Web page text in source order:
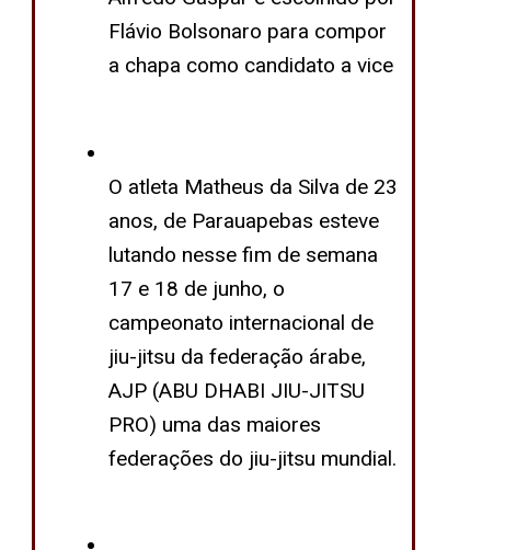
Flávio Bolsonaro para compor
a chapa como candidato a vice
O atleta Matheus da Silva de 23
anos, de Parauapebas esteve
lutando nesse fim de semana
17 e 18 de junho, o
campeonato internacional de
jiu-jitsu da federação árabe,
AJP (ABU DHABI JIU-JITSU
PRO) uma das maiores
federações do jiu-jitsu mundial.